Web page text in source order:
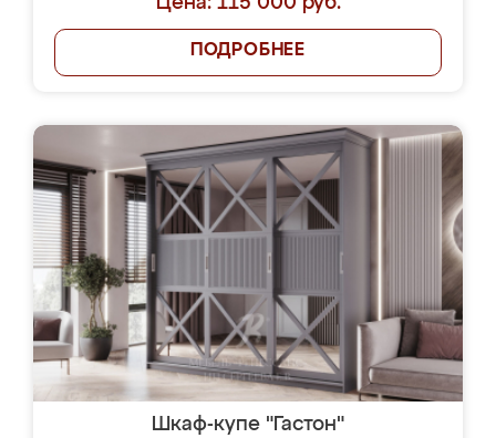
ПОДРОБНЕЕ
Шкаф-купе "Гастон"